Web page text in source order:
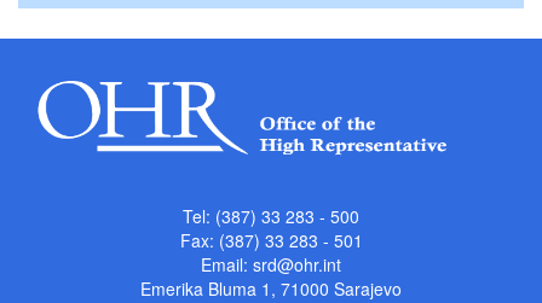
Tel: (387) 33 283 - 500
Fax: (387) 33 283 - 501
Email: srd@ohr.int
Emerika Bluma 1, 71000 Sarajevo